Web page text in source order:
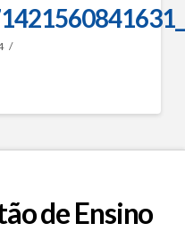
de Ensino